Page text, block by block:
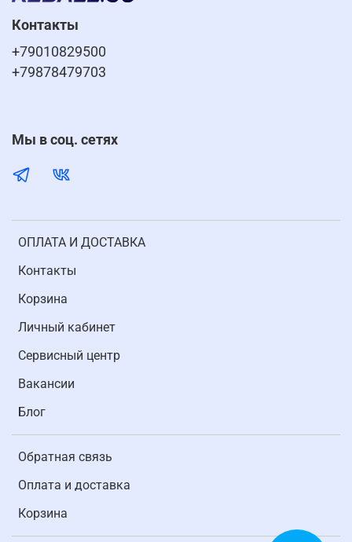
ОПЛАТА И ДОСТАВКА
Контакты
Корзина
Личный кабинет
Cервисный центр
Вакансии
Блог
Обратная связь
Оплата и доставка
Корзина
Контакты
+79010829500
+79878479703
Мы в соц. сетях